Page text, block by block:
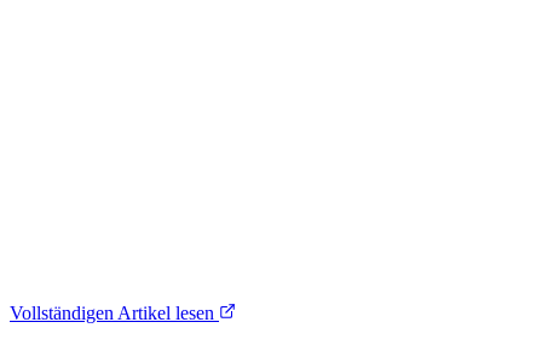
Vollständigen Artikel lesen